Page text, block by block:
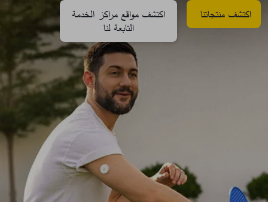
اكتشف منتجاتنا اكتشف مواقع مراكز الخدمة
التابعة لنا​